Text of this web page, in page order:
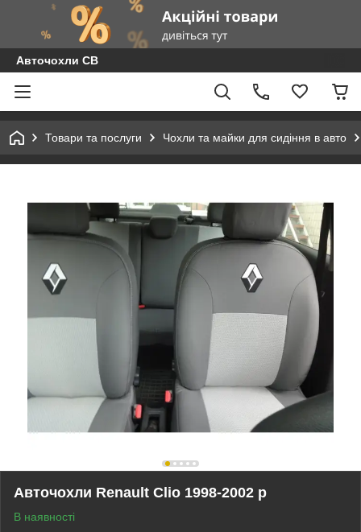
Авточохли СВ
Товари та послуги Чохли та майки для сидіння в авто
Авточохли Renault Clio 1998-2002 р
В наявності